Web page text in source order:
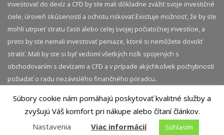
investovať do devíz a CFD by ste mali dôkladne zvážiť svoje investičné
ciele, úroveň skúseností a ochotu riskovať.​ Existuje možnosť, že by ste
mohli utrpieť stratu časti alebo celej svojej počiatočnej investície, a
preto by ste nemali investovať peniaze, ktoré si nemôžete dovoliť
stratiť. Mali by ste si byť vedomí všetkých rizík spojených s
obchodovaním s devízami a CFD a v prípade akýchkoľvek pochybností
požiadať o radu nezávislého finančného poradcu.
© 2026 InvestičnýBlog.sk | Všetky práva vyhradené.
Akékoľvek kopírovanie obsahu tejto stránky je bez
predchádzajúceho súhlasu zakázané.
Súbory cookie nám pomáhajú poskytovať kvalitné služby a
zvyšujú Váš komfort pri nákupe alebo čítaní článkov.
Nastavenia
Viac informácií Súhlasím